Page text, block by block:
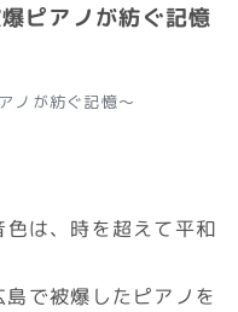
ピアノが紡ぐ記憶
ノが紡ぐ記憶～
は、時を超えて平和
で被爆したピアノを